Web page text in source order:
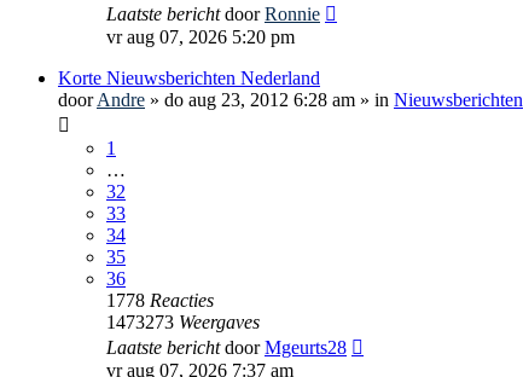
Laatste berichtdoorRonnie
vr aug 07, 2026 5:20 pm
Korte Nieuwsberichten Nederland
doorAndre » do aug 23, 2012 6:28 am » in Nieuwsberichten
1
…
32
33
34
35
36
1778 Reacties
1473273 Weergaves
Laatste berichtdoorMgeurts28
vr aug 07, 2026 7:37 am